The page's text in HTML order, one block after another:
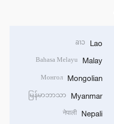
Lao
ລາວ
Malay
Bahasa Melayu
Mongolian
Монгол
Myanmar
မြန်မာဘာသာ
Nepali
नेपाली